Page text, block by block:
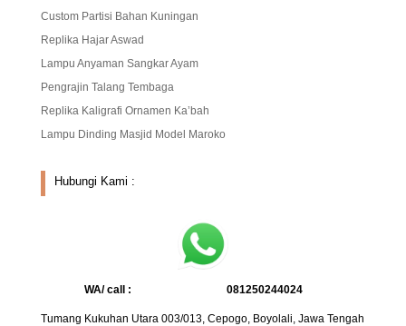
Custom Partisi Bahan Kuningan
Replika Hajar Aswad
Lampu Anyaman Sangkar Ayam
Pengrajin Talang Tembaga
Replika Kaligrafi Ornamen Ka’bah
Lampu Dinding Masjid Model Maroko
Hubungi Kami :
WA/ call : 081250244024
Tumang Kukuhan Utara 003/013, Cepogo, Boyolali, Jawa Tengah